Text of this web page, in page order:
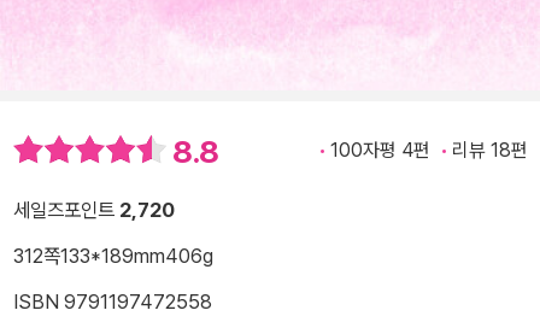
8.8 100자평 4편 리뷰 18편
세일즈포인트 2,720
312쪽133*189mm406g
ISBN 9791197472558